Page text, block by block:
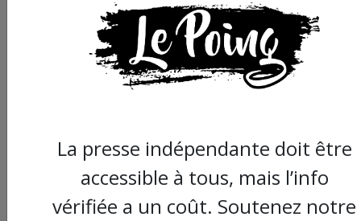
La presse indépendante doit être
accessible à tous, mais l’info
vérifiée a un coût. Soutenez notre